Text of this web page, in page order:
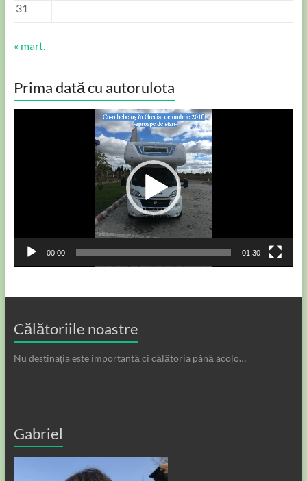
31
« mart.
Prima dată cu autorulota
00:00 01:30
Călătoriile noastre
Nu destinația este importantă ci călătoria până acolo…
Gabriel